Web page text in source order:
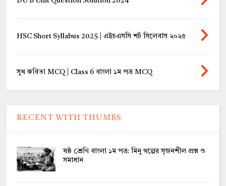
HSC Short Syllabus 2025 | এইচএসসি শর্ট সিলেবাস ২০২৫
সুখ কবিতা MCQ | Class 6 বাংলা ১ম পত্র MCQ
RECENT WITH THUMBS
ষষ্ঠ শ্রেণি বাংলা ১ম পত্র: মিনু গল্পের সৃজনশীল প্রশ্ন ও
সমাধান